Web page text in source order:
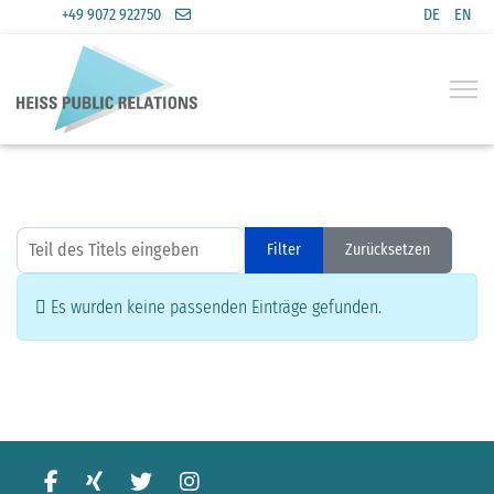
Sprache
DE EN
+49 9072 922750
Teil des Titels eingeben Filter Zurücksetzen
Information
Es wurden keine passenden Einträge gefunden.